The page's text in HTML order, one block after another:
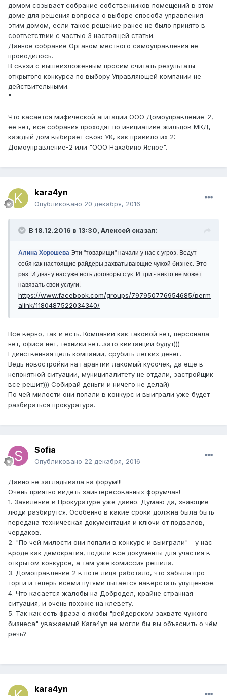
домом созывает собрание собственников помещений в этом
доме для решения вопроса о выборе способа управления
этим домом, если такое решение ранее не было принято в
соответствии с частью 3 настоящей статьи.
Данное собрание Органом местного самоуправления не
проводилось.
В связи с вышеизложенным просим считать результаты
открытого конкурса по выбору Управляющей компании не
действительными.
"
Что касается мифической агитации ООО Домоуправление-2,
ее нет, все собрания проходят по инициативе жильцов МКД,
каждый дом выбирает свою УК, как правило их 2:
Домоуправление-2 или "ООО Нахабино Ясное".
kara4yn
Опубликовано 20 декабря, 2016
В 18.12.2016 в 13:30, Алексей сказал:
Алина Хорошева Эти "товарищи" начали у нас с угроз. Ведут
себя как настоящие райдеры,захватывающие чужой бизнес. Это
раз. И два- у нас уже есть договоры с ук. И три - никто не может
навязать свои услуги.
https://www.facebook.com/groups/797950776954685/perm
alink/1180487522034340/
Все верно, так и есть. Компании как таковой нет, персонала
нет, офиса нет, техники нет...зато квитанции будут)))
Единственная цель компании, срубить легких денег.
Ведь новостройки на гарантии лакомый кусочек, да еще в
непонятной ситуации, муниципалитету не отдали, застройщик
все решит))) Собирай деньги и ничего не делай)
По чей милости они попали в конкурс и выиграли уже будет
разбираться прокуратура.
Sofia
Опубликовано 22 декабря, 2016
Давно не заглядывала на форум!!!
Очень приятно видеть заинтересованных форумчан!
1. Заявление в Прокуратуре уже давно. Думаю да, знающие
люди разбирутся. Особенно в какие сроки должна была быть
передана техническая документация и ключи от подвалов,
чердаков.
2. "По чей милости они попали в конкурс и выиграли" - у нас
вроде как демократия, подали все документы для участия в
открытом конкурсе, а там уже комиссия решила.
3. Домоправление 2 в поте лица работало, что забыла про
торги и теперь всеми путями пытается наверстать упущенное.
4. Что касается жалобы на Добродел, крайне странная
ситуация, и очень похоже на клевету.
5. Так как есть фраза о якобы "рейдерском захвате чужого
бизнеса" уважаемый Kara4yn не могли бы вы объяснить о чём
речь?
kara4yn